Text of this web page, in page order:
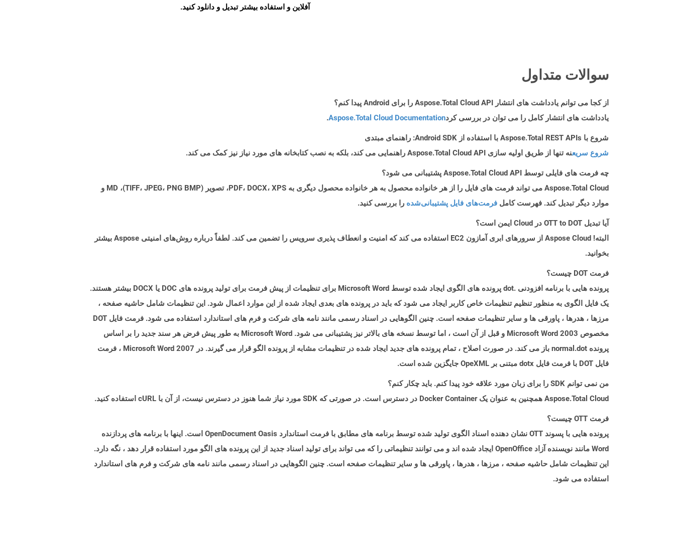
آفلاین و استفاده بیشتر تبدیل و دانلود کنید.
سوالات متداول
از کجا می توانم یادداشت های انتشار Aspose.Total Cloud API را برای Android پیدا کنم؟
یادداشت های انتشار کامل را می توان در بررسی کردAspose.Total Cloud Documentation
.
شروع با Aspose.Total REST APIs با استفاده از Android SDK: راهنمای مبتدی
شروع سریعنه تنها از طریق اولیه سازی Aspose.Total Cloud API راهنمایی می کند، بلکه به نصب کتابخانه های مورد نیاز نیز کمک می کند.
چه فرمت های فایلی توسط Aspose.Total Cloud API پشتیبانی می شود؟
Aspose.Total Cloud می تواند فرمت های فایل را از هر خانواده محصول به هر خانواده محصول دیگری به PDF، DOCX، XPS، تصویر (TIFF، JPEG، PNG BMP)، MD و
موارد دیگر تبدیل کند. فهرست کامل فرمت‌های فایل پشتیبانی‌شده را بررسی کنید.
آیا تبدیل OTT to DOT در Cloud ایمن است؟
البته! Aspose Cloud از سرورهای ابری آمازون EC2 استفاده می کند که امنیت و انعطاف پذیری سرویس را تضمین می کند. لطفاً درباره روش‌های امنیتی Aspose بیشتر
بخوانید.
فرمت DOT چیست؟
پرونده هایی با برنامه افزودنی .dot پرونده های الگوی ایجاد شده توسط Microsoft Word برای تنظیمات از پیش فرمت برای تولید پرونده های DOC یا DOCX بیشتر هستند.
یک فایل الگوی به منظور تنظیم تنظیمات خاص کاربر ایجاد می شود که باید در پرونده های بعدی ایجاد شده از این موارد اعمال شود. این تنظیمات شامل حاشیه صفحه ،
مرزها ، هدرها ، پاورقی ها و سایر تنظیمات صفحه است. چنین الگوهایی در اسناد رسمی مانند نامه های شرکت و فرم های استاندارد استفاده می شود. فرمت فایل DOT
مخصوص Microsoft Word 2003 و قبل از آن است ، اما توسط نسخه های بالاتر نیز پشتیبانی می شود. Microsoft Word به طور پیش فرض هر سند جدید را بر اساس
پرونده normal.dot باز می کند. در صورت اصلاح ، تمام پرونده های جدید ایجاد شده در تنظیمات مشابه از پرونده الگو قرار می گیرند. در Microsoft Word 2007 ، فرمت
فایل DOT با فرمت فایل dotx مبتنی بر OpeXML جایگزین شده است.
من نمی توانم SDK را برای زبان مورد علاقه خود پیدا کنم. باید چکار کنم؟
Aspose.Total Cloud همچنین به عنوان یک Docker Container در دسترس است. در صورتی که SDK مورد نیاز شما هنوز در دسترس نیست، از آن با cURL استفاده کنید.
فرمت OTT چیست؟
پرونده هایی با پسوند OTT نشان دهنده اسناد الگوی تولید شده توسط برنامه های مطابق با فرمت استاندارد OpenDocument Oasis است. اینها با برنامه های پردازنده
Word مانند نویسنده آزاد OpenOffice ایجاد شده اند و می توانند تنظیماتی را که می تواند برای تولید اسناد جدید از این پرونده های الگو مورد استفاده قرار دهد ، نگه دارد.
این تنظیمات شامل حاشیه صفحه ، مرزها ، هدرها ، پاورقی ها و سایر تنظیمات صفحه است. چنین الگوهایی در اسناد رسمی مانند نامه های شرکت و فرم های استاندارد
استفاده می شود.